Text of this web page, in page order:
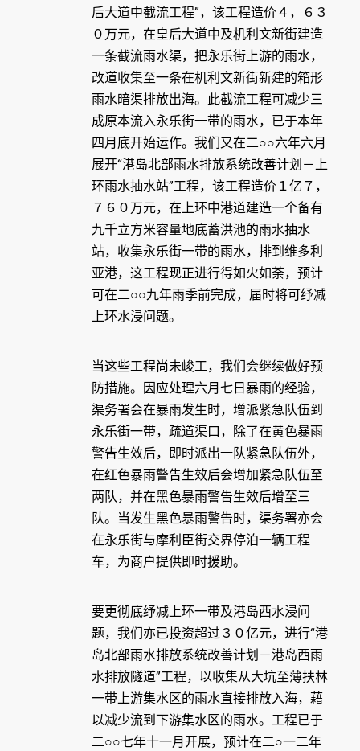
后大道中截流工程”，该工程造价４，６３
０万元，在皇后大道中及机利文新街建造
一条截流雨水渠，把永乐街上游的雨水，
改道收集至一条在机利文新街新建的箱形
雨水暗渠排放出海。此截流工程可减少三
成原本流入永乐街一带的雨水，已于本年
四月底开始运作。我们又在二○○六年六月
展开“港岛北部雨水排放系统改善计划－上
环雨水抽水站”工程，该工程造价１亿７，
７６０万元，在上环中港道建造一个备有
九千立方米容量地底蓄洪池的雨水抽水
站，收集永乐街一带的雨水，排到维多利
亚港，这工程现正进行得如火如荼，预计
可在二○○九年雨季前完成，届时将可纾减
上环水浸问题。
当这些工程尚未峻工，我们会继续做好预
防措施。因应处理六月七日暴雨的经验，
渠务署会在暴雨发生时，增派紧急队伍到
永乐街一带，疏道渠口，除了在黄色暴雨
警告生效后，即时派出一队紧急队伍外，
在红色暴雨警告生效后会增加紧急队伍至
两队，并在黑色暴雨警告生效后增至三
队。当发生黑色暴雨警告时，渠务署亦会
在永乐街与摩利臣街交界停泊一辆工程
车，为商户提供即时援助。
要更彻底纾减上环一带及港岛西水浸问
题，我们亦已投资超过３０亿元，进行“港
岛北部雨水排放系统改善计划－港岛西雨
水排放隧道”工程，以收集从大坑至薄扶林
一带上游集水区的雨水直接排放入海，藉
以减少流到下游集水区的雨水。工程已于
二○○七年十一月开展，预计在二○一二年